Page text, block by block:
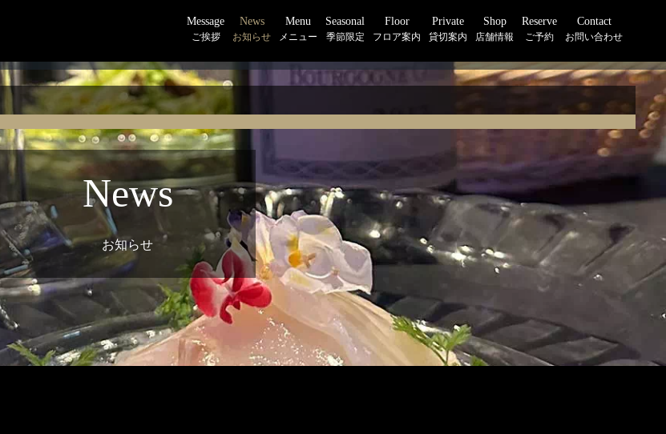
Message
ご挨拶
News
お知らせ
Menu
メニュー
Seasonal
季節限定
Floor
フロア案内
Private
貸切案内
Shop
店舗情報
Reserve
ご予約
Contact
お問い合わせ
News
お知らせ